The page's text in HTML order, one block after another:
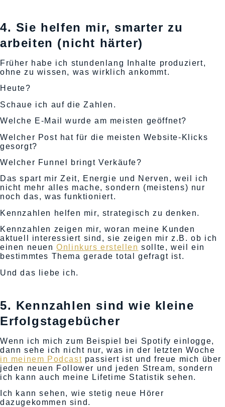
4. Sie helfen mir, smarter zu
arbeiten (nicht härter)
Früher habe ich stundenlang Inhalte produziert,
ohne zu wissen, was wirklich ankommt.
Heute?
Schaue ich auf die Zahlen.
Welche E-Mail wurde am meisten geöffnet?
Welcher Post hat für die meisten Website-Klicks
gesorgt?
Welcher Funnel bringt Verkäufe?
Das spart mir Zeit, Energie und Nerven, weil ich
nicht mehr alles mache, sondern (meistens) nur
noch das, was funktioniert.
Kennzahlen helfen mir, strategisch zu denken.
Kennzahlen zeigen mir, woran meine Kunden
aktuell interessiert sind, sie zeigen mir z.B. ob ich
einen neuenOnlinkurs erstellen sollte, weil ein
bestimmtes Thema gerade total gefragt ist.
Und das liebe ich.
5. Kennzahlen sind wie kleine
Erfolgstagebücher
Wenn ich mich zum Beispiel bei Spotify einlogge,
dann sehe ich nicht nur, was in der letzten Woche
in meinem Podcast passiert ist und freue mich über
jeden neuen Follower und jeden Stream, sondern
ich kann auch meine Lifetime Statistik sehen.
Ich kann sehen, wie stetig neue Hörer
dazugekommen sind.